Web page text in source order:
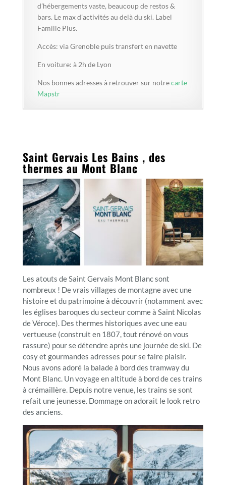
d’hébergements vaste, beaucoup de restos &
bars. Le max d’activités au delà du ski. Label
Famille Plus.
Accès: via Grenoble puis transfert en navette
En voiture: à 2h de Lyon
Nos bonnes adresses à retrouver sur notrecarte
Mapstr
Saint Gervais Les Bains , des
thermes au Mont Blanc
Les atouts de Saint Gervais Mont Blanc sont
nombreux ! De vrais villages de montagne avec une
histoire et du patrimoine à découvrir (notamment avec
les églises baroques du secteur comme à Saint Nicolas
de Véroce). Des thermes historiques avec une eau
vertueuse (construit en 1807, tout rénové on vous
rassure) pour se détendre après une journée de ski. De
cosy et gourmandes adresses pour se faire plaisir.
Nous avons adoré la balade à bord des tramway du
Mont Blanc. Un voyage en altitude à bord de ces trains
à crémaillère. Depuis notre venue, les trains se sont
refait une jeunesse. Dommage on adorait le look retro
des anciens.